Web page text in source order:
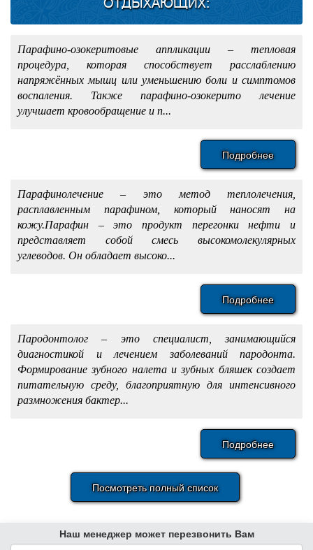
ОТДЫХАЮЩИХ:
Парафино-озокеритовые аппликации – тепловая
процедура, которая способствует расслаблению
напряжённых мышц или уменьшению боли и симптомов
воспаления. Также парафино-озокерито лечение
улучшает кровообращение и п...
Подробнее
Парафинолечение – это метод теплолечения,
расплавленным парафином, который наносят на
кожу.Парафин – это продукт перегонки нефти и
представляет собой смесь высокомолекулярных
углеводов. Он обладает высоко...
Подробнее
Пародонтолог – это специалист, занимающийся
диагностикой и лечением заболеваний пародонта.
Формирование зубного налета и зубных бляшек создает
питательную среду, благоприятную для интенсивного
размножения бактер...
Подробнее
Посмотреть полный список
Наш менеджер может перезвонить Вам